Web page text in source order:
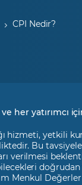
CPI Nedir?
her yatırımcı
hizmeti, yetkili
Bu
verilmesi
Menkul